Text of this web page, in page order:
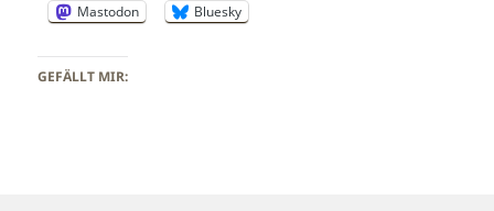
Mastodon
Bluesky
GEFÄLLT MIR: